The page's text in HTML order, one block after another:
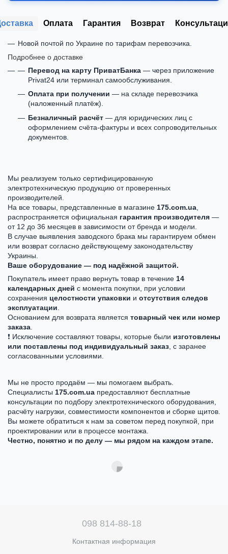
Оплата Гарантия Возврат
Новой почтой по Украине по тарифам перевозчика.
Подробнее о доставке
Перевод на карту ПриватБанка — через приложение
Privat24 или терминал самообслуживания.
Оплата при получении — на складе перевозчика
(наложенный платёж).
Безналичный расчёт — для юридических лиц с
оформлением счёта-фактуры и всех сопроводительных
документов.
Мы реализуем только сертифицированную
электротехническую продукцию от проверенных
производителей.
На все товары, представленные в магазине 175.com.ua
распространяется официальная гарантия производителя —
от 12 до 36 месяцев в зависимости от бренда и модели.
В случае выявления заводского брака мы гарантируем обмен
или возврат согласно действующему законодательству
Украины.
Ваше оборудование — под надёжной защитой.
Покупатель имеет право вернуть товар в течение 14
календарных дней с момента покупки, при условии
сохранения целостности упаковки и отсутствия следов
эксплуатации
Основанием для возврата является товарный чек или номер
заказа
❗ Исключение составляют товары, которые были изготовлены
или поставлены под индивидуальный заказ , с заранее
согласованными условиями.
Мы не просто продаём — мы помогаем выбрать.
Специалисты 175.com.ua предоставляют бесплатные
консультации по подбору электротехнического оборудования,
расчёту нагрузки, совместимости компонентов и сборке щитов.
Вы можете обратиться к нам за советом перед покупкой, при
проектировании или в процессе монтажа.
Честно, понятно и по делу — мы рядом на каждом этапе.
098 814-88-18
Контактная информация